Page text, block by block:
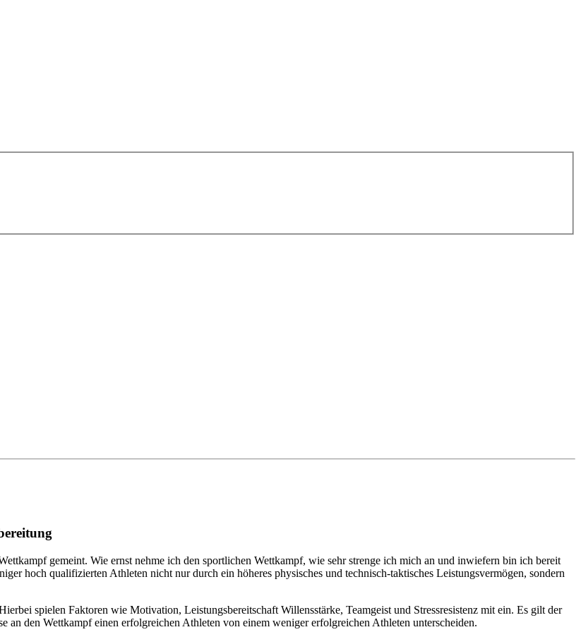
gemeint. Wie ernst nehme ich den sportlichen Wettkampf, wie sehr strenge ich mich an und inwiefern bin ich bereit
hoch qualifizierten Athleten nicht nur durch ein höheres physisches und technisch-taktisches Leistungsvermögen, sondern
spielen Faktoren wie Motivation, Leistungsbereitschaft Willensstärke, Teamgeist und Stressresistenz mit ein. Es gilt der
an den Wettkampf einen erfolgreichen Athleten von einem weniger erfolgreichen Athleten unterscheiden.